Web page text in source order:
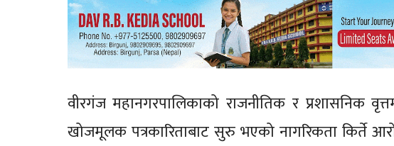
वीरगंज महानगरपालिकाको राजनीतिक र प्रशासनिक
खोजमूलक पत्रकारिताबाट सुरु भएको नागरिकता किर्ते